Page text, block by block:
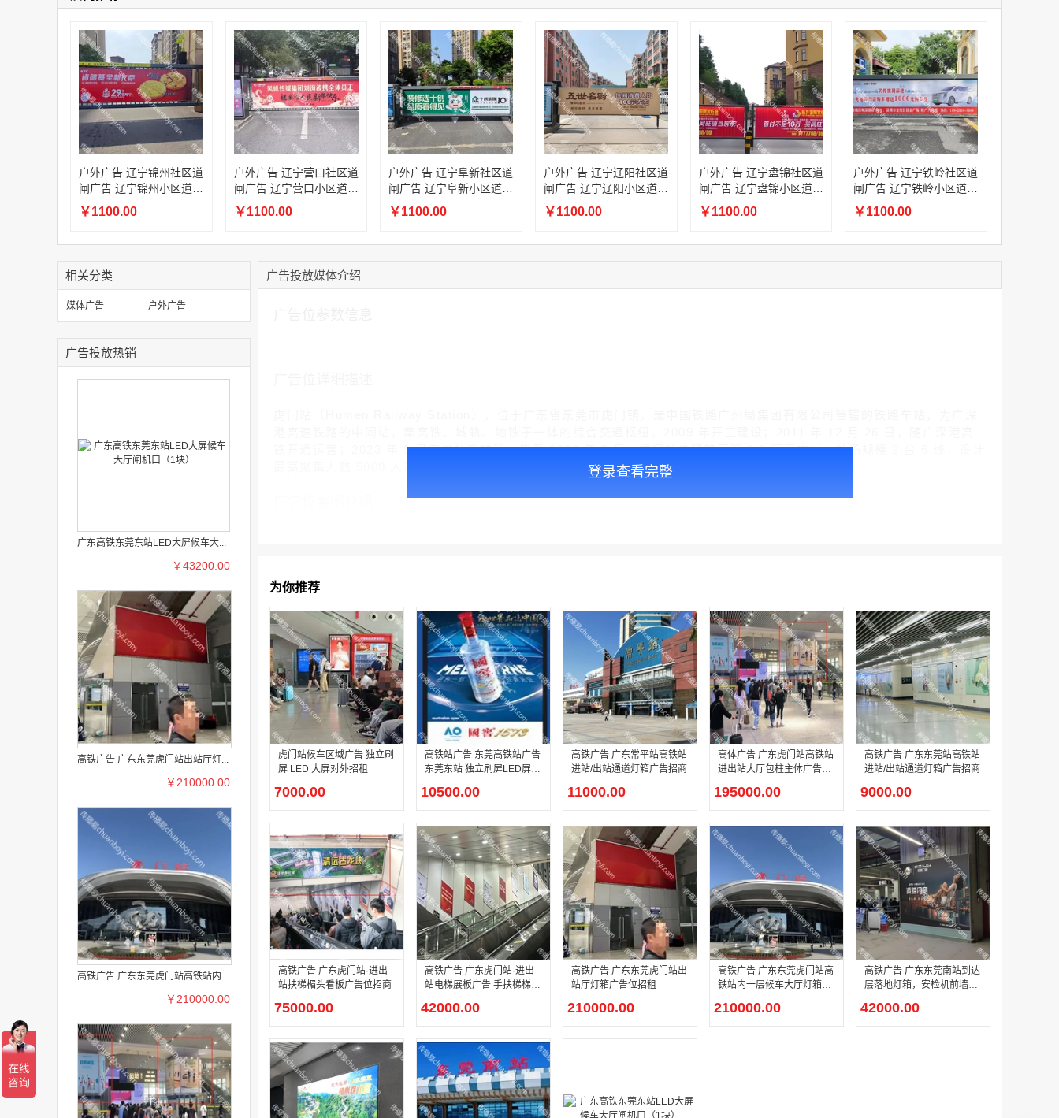
15:42:33 158****0746 联系了该媒体所在商家
13:59:39 189****2617 联系了该媒体所在商家
12:40:20 177****7961 联系了该媒体所在商家
16:12:36 181****8167
联系了该媒体所在商家
16:16:44 181****0078 联系了该媒体所在商家
￥27600.00
香港双层巴士车身广告（含车顶）
￥77000.00
户外广告 天津社区道闸广告 天津小区道闸广告投放价格
￥1100.00
户外广告 河北社区道闸广告 河北小区道闸广告投放价格
￥1100.00
香港有轨双层旅游巴士车身广告
￥25300.00
户外广告 辽宁锦州社区道
闸广告 辽宁锦州小区道闸
广告投放价格
￥1100.00
户外广告 辽宁营口社区道
闸广告 辽宁营口小区道闸
广告投放价格
￥1100.00
户外广告 辽宁阜新社区道
闸广告 辽宁阜新小区道闸
广告投放价格
￥1100.00
户外广告 辽宁辽阳社区道
闸广告 辽宁辽阳小区道闸
广告投放价格
￥1100.00
户外广告 辽宁盘锦社区道
闸广告 辽宁盘锦小区道闸
广告投放价格
￥1100.00
户外广告 辽宁铁岭社区道
闸广告 辽宁铁岭小区道闸
广告投放价格
￥1100.00
相关分类
媒体广告 户外广告
广告投放热销
广东高铁东莞东站LED大屏候车大...
￥43200.00
高铁广告 广东东莞虎门站出站厅灯...
￥210000.00
高铁广告 广东东莞虎门站高铁站内...
￥210000.00
广告投放媒体介绍
铁开通运营；2023 年 9 月完成站房扩建。截至 2023 年 9 月，虎门站总建筑面积 2.6 万平方米，站场规模 2 台 6 线，设计
登录查看完整
为你推荐
虎门站候车区域广告 独立刷
屏 LED 大屏对外招租
7000.00
高铁站广告 东莞高铁站广告
东莞东站 独立刷屏LED屏幕
10500.00
高铁广告 广东常平站高铁站
进站/出站通道灯箱广告招商
11000.00
高体广告 广东虎门站高铁站
进出站大厅包柱主体广告招
195000.00
高铁广告 广东东莞站高铁站
进站/出站通道灯箱广告招商
9000.00
高铁广告 广东虎门站·进出
站扶梯楣头看板广告位招商
75000.00
高铁广告 广东虎门站·进出
站电梯展板广告 手扶梯梯牌
42000.00
高铁广告 广东东莞虎门站出
站厅灯箱广告位招租
210000.00
高铁广告 广东东莞虎门站高
铁站内一层候车大厅灯箱广
210000.00
高铁广告 广东东莞南站到达
层落地灯箱，安检机前墙面
42000.00